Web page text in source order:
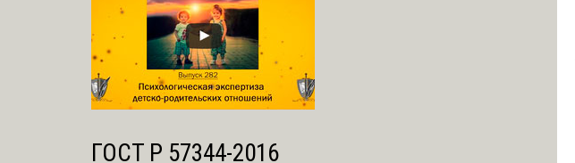
ГОСТ Р 57344-2016